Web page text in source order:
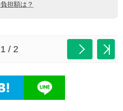
担額は？
1 / 2